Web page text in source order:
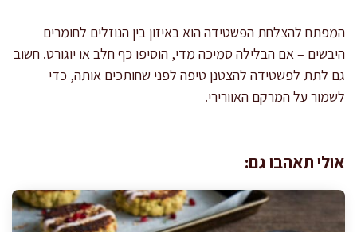
המפתח להצלחת הפשטידה הוא באיזון בין הנוזלים לחומרים
היבשים – אם הבלילה סמיכה מדי, הוסיפו כף חלב או יוגורט. חשוב
גם לתת לפשטידה להצטנן טיפה לפני שחותכים אותה, כדי
לשמור על המרקם האוורירי.
אולי תאהבו גם: